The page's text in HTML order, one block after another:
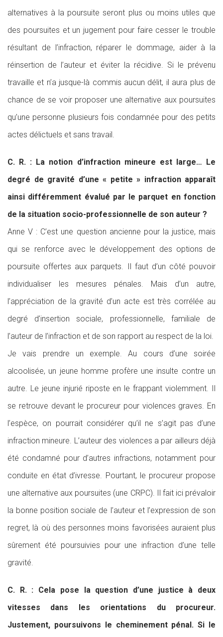
alternatives à la poursuite seront plus ou moins utiles que
des poursuites et un jugement pour faire cesser le trouble
résultant de l’infraction, réparer le dommage, aider à la
réinsertion de l’auteur et éviter la récidive. Si le prévenu
travaille et n’a jusque-là commis aucun délit, il aura plus de
chance de se voir proposer une alternative aux poursuites
qu’une personne plusieurs fois condamnée pour des petits
actes délictuels et sans travail.
C. R. : La notion d’infraction mineure est large… Le
degré de gravité d’une « petite » infraction apparaît
ainsi différemment évalué par le parquet en fonction
de la situation socio-professionnelle de son auteur ?
Anne V : C’est une question ancienne pour la justice, mais
qui se renforce avec le développement des options de
poursuite offertes aux parquets. Il faut d’un côté pouvoir
individualiser les mesures pénales. Mais d’un autre,
l’appréciation de la gravité d’un acte est très corrélée au
degré d’insertion sociale, professionnelle, familiale de
l’auteur de l’infraction et de son rapport au respect de la loi.
Je vais prendre un exemple. Au cours d’une soirée
alcoolisée, un jeune homme profère une insulte contre un
autre. Le jeune injurié riposte en le frappant violemment. Il
se retrouve devant le procureur pour violences graves. En
l’espèce, on pourrait considérer qu’il ne s’agit pas d’une
infraction mineure. L’auteur des violences a par ailleurs déjà
été condamné pour d’autres infractions, notamment pour
conduite en état d’ivresse. Pourtant, le procureur propose
une alternative aux poursuites (une CRPC). Il fait ici prévaloir
la bonne position sociale de l’auteur et l’expression de son
regret, là où des personnes moins favorisées auraient plus
sûrement été poursuivies pour une infraction d’une telle
gravité.
C. R. : Cela pose la question d’une justice à deux
vitesses dans les orientations du procureur.
Justement, poursuivons le cheminement pénal. Si le